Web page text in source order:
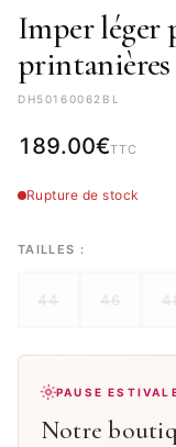
Imper léger
printanières
DH50160062BL
189.00€TTC
Rupture de stock
TAILLES :
44 46
PAUSE
Notre